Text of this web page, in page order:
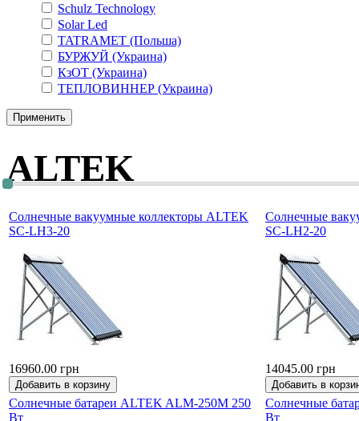
Schulz Technology
Solar Led
TATRAMET (Польша)
БУРЖУЙ (Украина)
КзОТ (Украина)
ТЕПЛОВИННЕР (Украина)
ALTEK
Солнечные вакуумные коллекторы ALTEK
SC-LH3-20
16960.00 грн
Солнечные
SC-LH2-20
14045.00 грн
Солнечные батареи ALTEK ALM-250М 250
Вт
Солнечные
Вт